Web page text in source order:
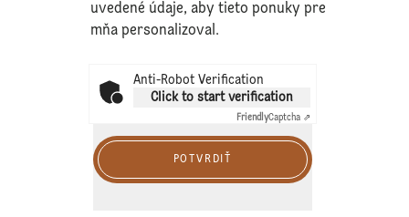
uvedené údaje, aby tieto ponuky pre
mňa personalizoval.
Anti-Robot Verification
Click to start verification
FriendlyCaptcha ⇗
POTVRDIŤ